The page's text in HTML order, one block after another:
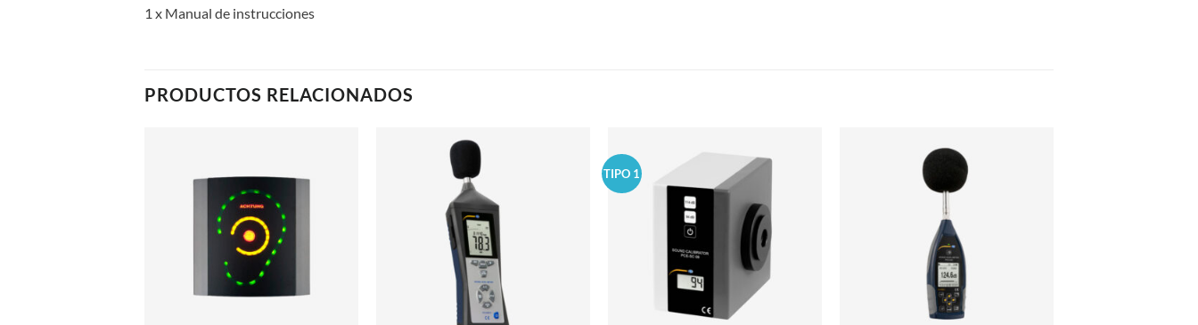
1 x Manual de instrucciones
PRODUCTOS RELACIONADOS
TIPO 1